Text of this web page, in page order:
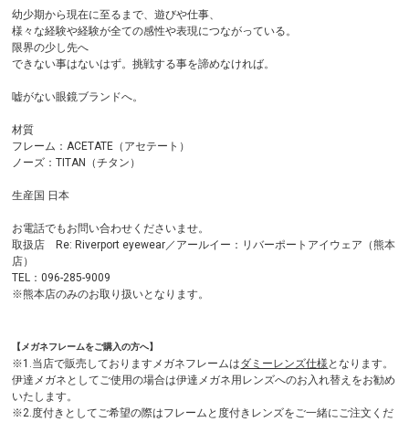
幼少期から現在に至るまで、遊びや仕事、
様々な経験や経験が全ての感性や表現につながっている。
限界の少し先へ
できない事はないはず。挑戦する事を諦めなければ。
嘘がない眼鏡ブランドへ。
材質
フレーム：ACETATE（アセテート）
ノーズ：TITAN（チタン）
生産国 日本
お電話でもお問い合わせくださいませ。
取扱店 Re: Riverport eyewear／アールイー：リバーポートアイウェア（熊本
店）
TEL：096-285-9009
※熊本店のみのお取り扱いとなります。
【メガネフレームをご購入の方へ】
※1.当店で販売しておりますメガネフレームはダミーレンズ仕様 となります。
伊達メガネとしてご使用の場合は伊達メガネ用レンズへのお入れ替えをお勧め
いたします。
※2.度付きとしてご希望の際はフレームと度付きレンズをご一緒にご注文くだ